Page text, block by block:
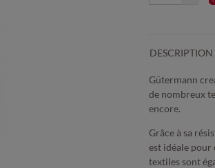
DESCRIPTION
Gütermann
de nombreux
encore.
Grâce à sa
est idéale pour
textiles sont